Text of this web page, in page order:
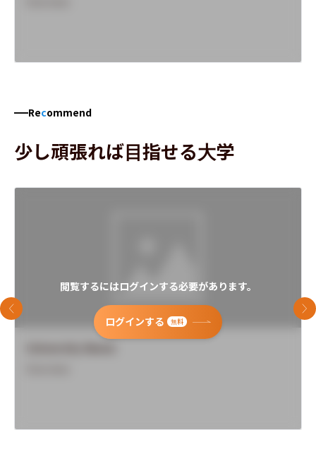
Recommend
少し頑張れば目指せる大学
閲覧するにはログインする必要があります。
ログインする 無料
前のスライド 次